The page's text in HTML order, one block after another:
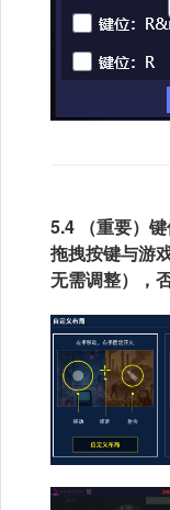
5.4 （重要）
拖拽按键与游
无需调整），